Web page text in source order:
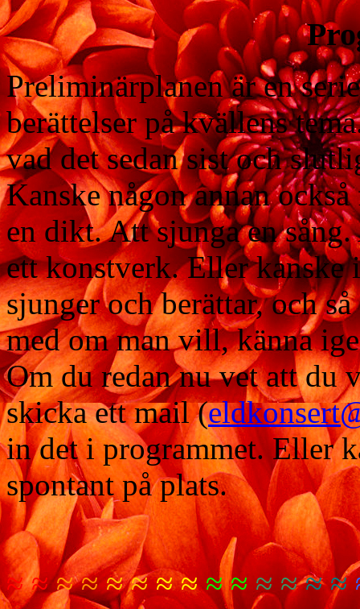
Preliminärplanen är en
berättelser på kvällens
vad det sedan sist och
Kanske någon annan
en dikt. Att sjunga en
ett konstverk. Eller kanske
sjunger och berättar, och
med om man vill, känna
Om du redan nu vet att du
skicka ett mail (
in det i programmet. Eller
spontant på plats.
≈ ≈ ≈ ≈ ≈ ≈ ≈ ≈ ≈ ≈ ≈ ≈ ≈ ≈